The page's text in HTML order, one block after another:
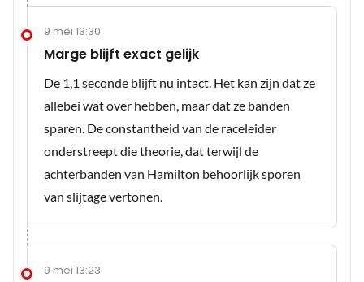
9 mei 13:30
Marge blijft exact gelijk
De 1,1 seconde blijft nu intact. Het kan zijn dat ze
allebei wat over hebben, maar dat ze banden
sparen. De constantheid van de raceleider
onderstreept die theorie, dat terwijl de
achterbanden van Hamilton behoorlijk sporen
van slijtage vertonen.
9 mei 13:23